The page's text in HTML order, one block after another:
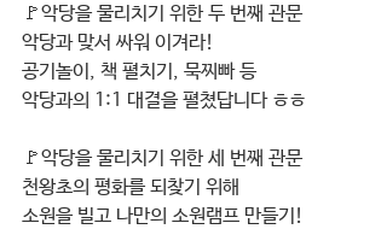
🚩악당을 물리치기 위한 두 번째 관문
악당과 맞서 싸워 이겨라!
공기놀이, 책 펼치기, 묵찌빠 등
악당과의 1:1 대결을 펼쳤답니다 ㅎㅎ
🚩악당을 물리치기 위한 세 번째 관문
천왕초의 평화를 되찾기 위해
소원을 빌고 나만의 소원램프 만들기!